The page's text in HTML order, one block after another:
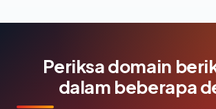
Periksa domain
dalam beberapa